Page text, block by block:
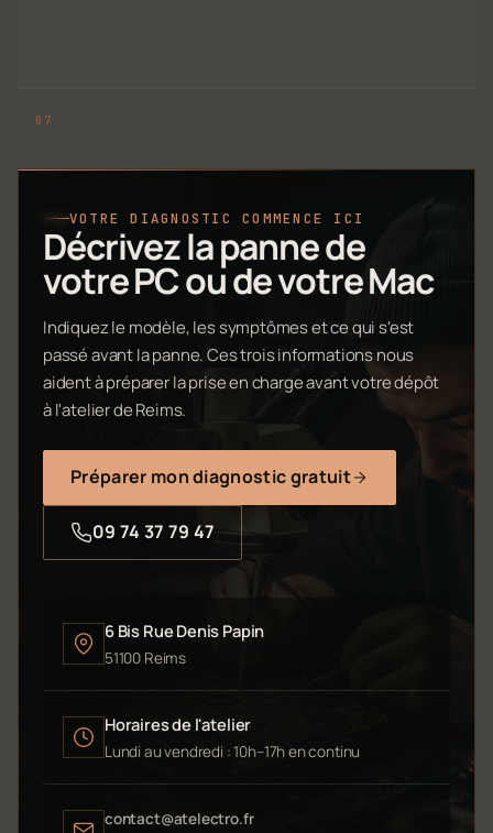
VOTRE DIAGNOSTIC COMMENCE ICI
Décrivez la panne de
votre PC ou de votre Mac
Indiquez le modèle, les symptômes et ce qui s'est
passé avant la panne. Ces trois informations nous
aident à préparer la prise en charge avant votre dépôt
à l'atelier de Reims.
Préparer mon diagnostic gratuit
09 74 37 79 47
6 Bis Rue Denis Papin
51100 Reims
Horaires de l'atelier
Lundi au vendredi : 10h–17h en continu
contact@atelectro.fr